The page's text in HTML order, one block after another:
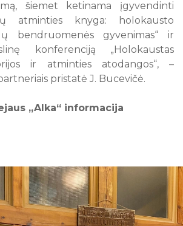
šiemet ketinama įgyvendinti
atminties knyga: holokausto
bendruomenės gyvenimas“ ir
konferenciją „Holokaustas
ir atminties atodangos“, –
pristatė J. Bucevičė.
„Alka“ informacija